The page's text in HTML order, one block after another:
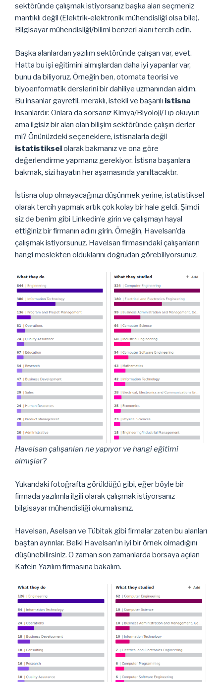
sektöründe çalışmak istiyorsanız başka alan seçmeniz
mantıklı değil (Elektrik-elektronik mühendisliği olsa bile).
Bilgisayar mühendisliği/bilimi benzeri alanı tercih edin.
Başka alanlardan yazılım sektöründe çalışan var, evet.
Hatta bu işi eğitimini almışlardan daha iyi yapanlar var,
bunu da biliyoruz. Örneğin ben, otomata teorisi ve
biyoenformatik derslerini bir dahiliye uzmanından aldım.
Bu insanlar gayretli, meraklı, istekli ve başarılı istisna
insanlardır. Onlara da sorsanız Kimya/Biyoloji/Tıp okuyun
ama ilgisiz bir alan olan bilişim sektöründe çalışın derler
mi? Önünüzdeki seçeneklere, istisnalarla değil
istatistikselolarak bakmanız ve ona göre
değerlendirme yapmanız gerekiyor. İstisna başarılara
bakmak, sizi hayatın her aşamasında yanıltacaktır.
İstisna olup olmayacağınızı düşünmek yerine, istatistiksel
olarak tercih yapmak artık çok kolay bir hale geldi. Şimdi
siz de benim gibi Linkedin’e girin ve çalışmayı hayal
ettiğiniz bir firmanın adını girin. Örneğin, Havelsan’da
çalışmak istiyorsunuz. Havelsan firmasındaki çalışanların
hangi meslekten olduklarını doğrudan görebiliyorsunuz.
Havelsan çalışanları ne yapıyor ve hangi eğitimi
almışlar?
Yukarıdaki fotoğrafta görüldüğü gibi, eğer böyle bir
firmada yazılımla ilgili olarak çalışmak istiyorsanız
bilgisayar mühendisliği okumalısınız.
Havelsan, Aselsan ve Tübitak gibi firmalar zaten bu alanları
baştan ayrırılar. Belki Havelsan’ın iyi bir örnek olmadığını
düşünebilirsiniz. O zaman son zamanlarda borsaya açılan
Kafein Yazılım firmasına bakalım.